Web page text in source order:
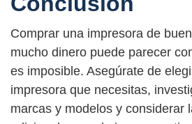
Comprar una impresora de
mucho dinero puede parecer
es imposible. Asegúrate de
impresora que necesitas,
marcas y modelos y considerar